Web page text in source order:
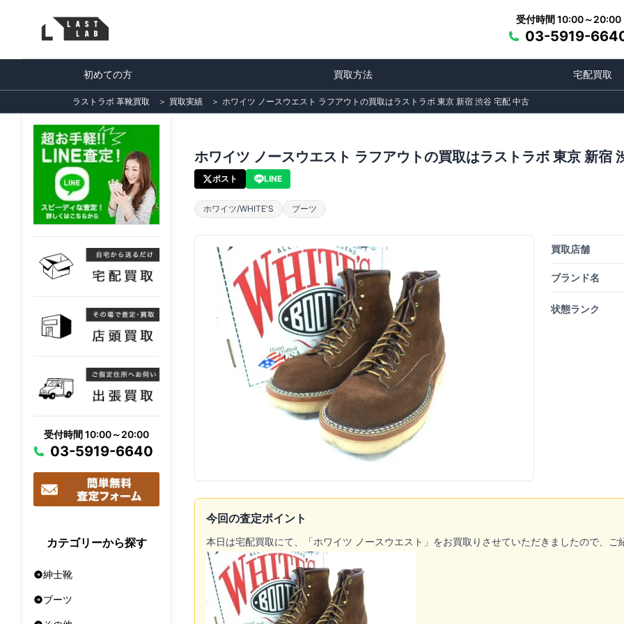
受付時間 10:00～20:00
03-5919-
初めての方 買取方法 宅配買取
ラストラボ 革靴買取 ＞ 買取実績 ＞ ホワイツ ノースウエスト ラフアウトの買取はラストラボ 東京 新宿 渋谷 宅配 中古
受付時間 10:00～20:00
03-5919-6640
カテゴリーから探す
紳士靴
ブーツ
ホワイツ ノースウエスト ラフアウトの買取はラストラボ 東京 新宿
ポスト LINE
ホワイツ/WHITE'S ブーツ
買取店舗
ブランド名
状態ランク
今回の査定ポイント
本日は宅配買取にて、「ホワイツ ノースウエスト」をお買取りさせていただきましたので、ご